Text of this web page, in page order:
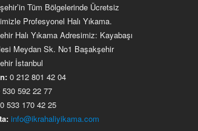
Tüm Bölgelerinde Ücretsiz
Profesyonel Halı Yıkama.
Halı Yıkama Adresimiz: Kayabaşı
Meydan Sk. No1 Başakşehir
İstanbul
0 212 801 42 04
592 22 77
533 170 42 25
info@ikrahaliyikama.com